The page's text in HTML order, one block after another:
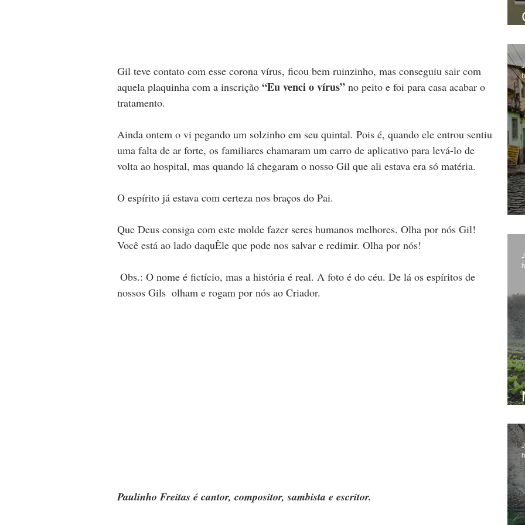
Gil teve contato com esse corona vírus, ficou bem ruinzinho, mas conseguiu sair com
aquela plaquinha com a inscrição “Eu venci o vírus” no peito e foi para casa acabar o
tratamento.
Ainda ontem o vi pegando um solzinho em seu quintal. Pois é, quando ele entrou sentiu
uma falta de ar forte, os familiares chamaram um carro de aplicativo para levá-lo de
volta ao hospital, mas quando lá chegaram o nosso Gil que ali estava era só matéria.
O espírito já estava com certeza nos braços do Pai.
Que Deus consiga com este molde fazer seres humanos melhores. Olha por nós Gil!
Você está ao lado daquÊle que pode nos salvar e redimir. Olha por nós!
nossos Gils  olham e rogam por nós ao Criador.
Paulinho Freitas é cantor, compositor, sambista e escritor.